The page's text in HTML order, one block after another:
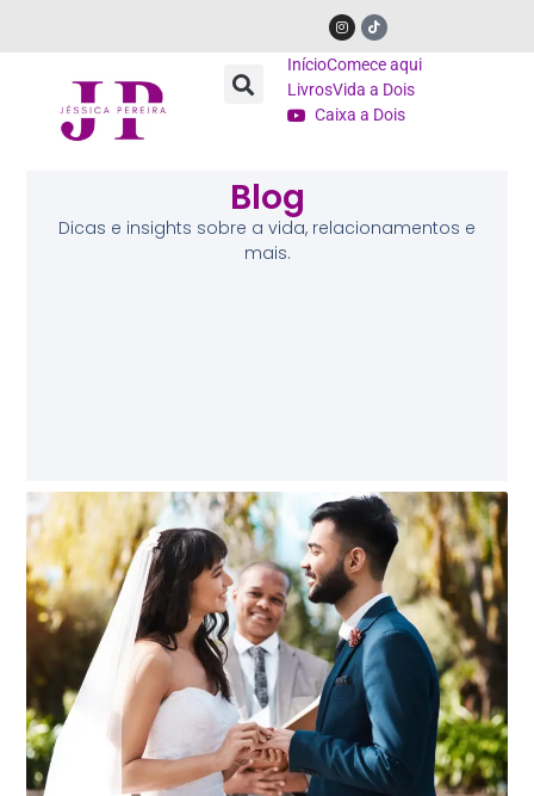
InícioComece aqui
LivrosVida a Dois
Caixa a Dois
Blog
Dicas e insights sobre a vida, relacionamentos e
mais.